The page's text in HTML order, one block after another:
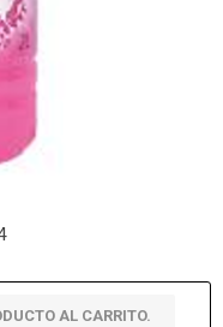
AL CARRITO.